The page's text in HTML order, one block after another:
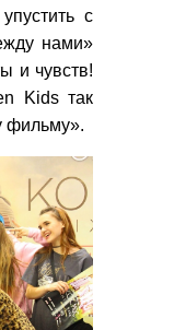
с
нами»
и чувств!
Kids так
фильму».